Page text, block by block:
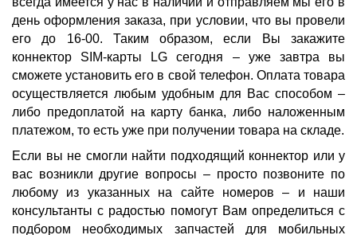
день оформления заказа, при условии, что вы провели
его до 16-00. Таким образом, если Вы закажите
коннектор SIM-карты LG сегодня – уже завтра вы
сможете установить его в свой телефон. Оплата товара
осуществляется любым удобным для Вас способом –
либо предоплатой на карту банка, либо наложенным
платежом, то есть уже при получении товара на складе.
Если вы не смогли найти подходящий коннектор или у
вас возникли другие вопросы – просто позвоните по
любому из указанных на сайте номеров – и наши
консультанты с радостью помогут Вам определиться с
подбором необходимых запчастей для мобильных